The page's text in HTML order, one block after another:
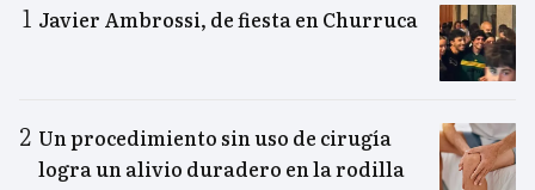
Javier Ambrossi, de fiesta en Churruca
Un procedimiento sin uso de cirugía
logra un alivio duradero en la rodilla